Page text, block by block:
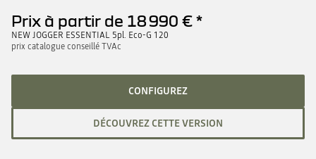
Prix à partir de 18 990 € *
NEW JOGGER ESSENTIAL 5pl. Eco-G 120
prix catalogue conseillé TVAc
CONFIGUREZ
DÉCOUVREZ CETTE VERSION